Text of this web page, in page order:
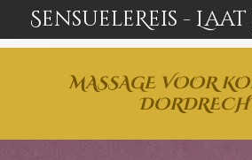
direct
hoofdinhoud
SensueleReis -
MASSAGE VOOR